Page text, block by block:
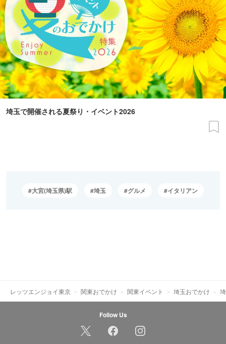
埼玉で開催される夏祭り・イベント2026
大宮(埼玉県)駅 埼玉 グルメ イタリアン
レッツエンジョイ東京 関東おでかけ 関東イベント 埼玉おでかけ
Follow Us